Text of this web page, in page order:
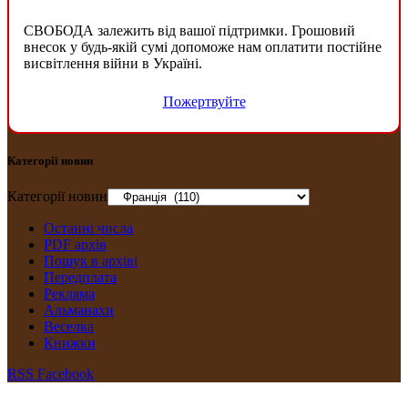
СВОБОДА залежить від вашої підтримки. Грошовий
внесок у будь-якій сумі допоможе нам оплатити постійне
висвітлення війни в Україні.
Пожертвуйте
Категорії новин
Категорії новин
Останні числа
PDF архів
Пошук в архіві
Передплата
Рекляма
Альманахи
Веселка
Книжки
RSS Facebook